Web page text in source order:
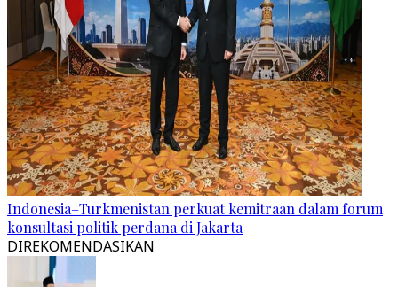
Indonesia–Turkmenistan perkuat kemitraan dalam forum
konsultasi politik perdana di Jakarta
DIREKOMENDASIKAN